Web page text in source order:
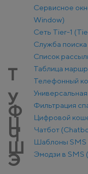
Сервисное
Window)
Сеть Tier-1
Служба
Список
Т
Таблица
Телефонный
У
Ф Фильтрация
Ц Цифровой
Ч Чатбот
Ш Шаблоны SMS
Э Эмодзи в SMS